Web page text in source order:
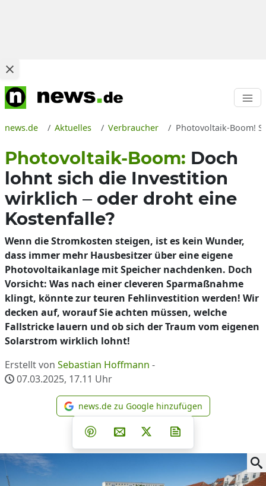
news.de Aktuelles Verbraucher Photovoltaik-Boom!
Photovoltaik-Boom: Doch
lohnt sich die Investition
wirklich – oder droht eine
Kostenfalle?
Wenn die Stromkosten steigen, ist es kein Wunder,
dass immer mehr Hausbesitzer über eine eigene
Photovoltaikanlage mit Speicher nachdenken. Doch
Vorsicht: Was nach einer cleveren Sparmaßnahme
klingt, könnte zur teuren Fehlinvestition werden! Wir
decken auf, worauf Sie achten müssen, welche
Fallstricke lauern und ob sich der Traum vom eigenen
Solarstrom wirklich lohnt!
Erstellt von Sebastian Hoffmann -
07.03.2025, 17.11 Uhr
news.de zu Google
news.de zu Google hinzufügen
Teilen auf Facebook
Teilen auf Whatsapp
Teilen auf Telegram
Teilen auf Pinterest
Per E-Mail teilen
Post auf X